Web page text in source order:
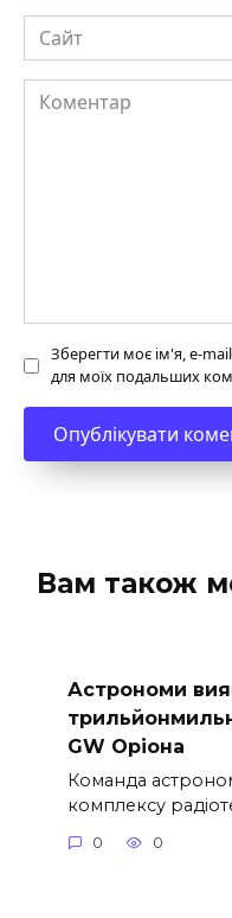
Сайт
Коментар
Зберегти моє ім'я, e-
для моїх подальших
Вам також
Астрономи
GW Оріона
Команда
комплексу
0 0